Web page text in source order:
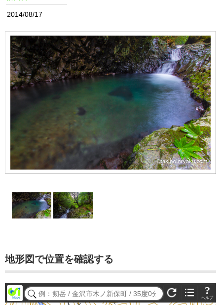
2014/08/17
地形図で位置を確認する